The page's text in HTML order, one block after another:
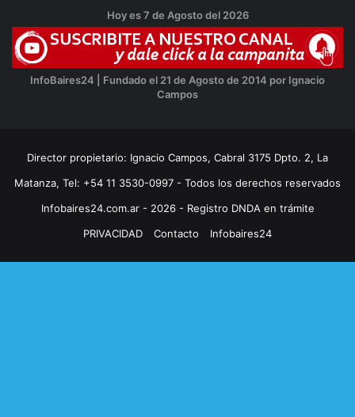
Hoy es 7 de Agosto del 2026
InfoBaires24 | Fundado el 21 de Agosto de 2014 por Ignacio
Campos
Director propietario: Ignacio Campos, Cabral 3175 Dpto. 2, La
Matanza, Tel: +54 11 3530-0997 - Todos los derechos reservados
Infobaires24.com.ar - 2026 - Registro DNDA en trámite
PRIVACIDAD
Contacto Infobaires24